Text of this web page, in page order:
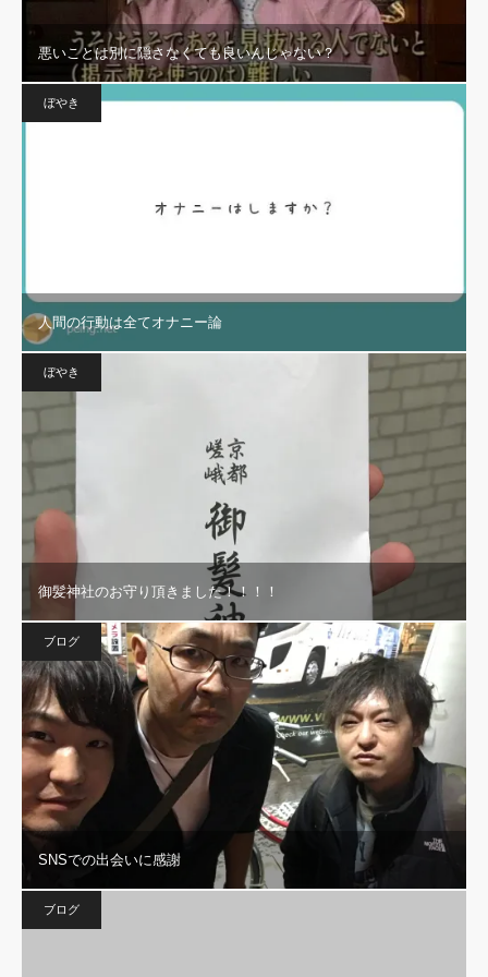
悪いことは別に隠さなくても良いんじゃない？
ぼやき
人間の行動は全てオナニー論
ぼやき
御髪神社のお守り頂きました！！！！
ブログ
SNSでの出会いに感謝
ブログ